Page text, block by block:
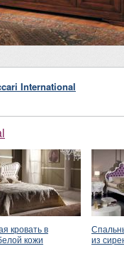
International
кровать в
кожи
из